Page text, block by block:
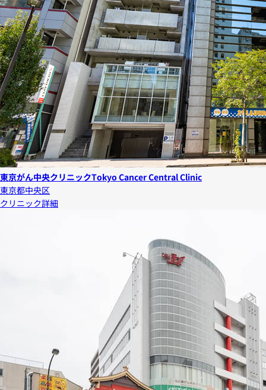
東京がん中央クリニックTokyo Cancer Central Clinic
東京都中央区
クリニック詳細